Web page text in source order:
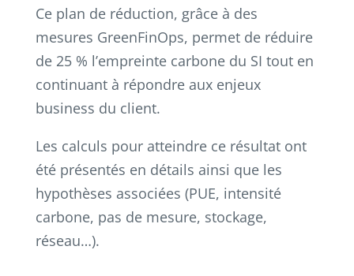
Ce plan de réduction, grâce à des
mesures GreenFinOps, permet de réduire
de 25 % l’empreinte carbone du SI tout en
continuant à répondre aux enjeux
business du client.
Les calculs pour atteindre ce résultat ont
été présentés en détails ainsi que les
hypothèses associées (PUE, intensité
carbone, pas de mesure, stockage,
réseau…).